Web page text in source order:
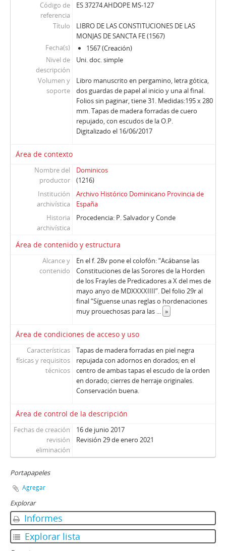
Código de
referencia
ES 37274.AHDOPE MS-127
Título
LIBRO DE LAS CONSTITUCIONES DE LAS
MONJAS DE SANCTA FE (1567)
Fecha(s)
1567 (Creación)
Nivel de
descripción
Uni. doc. simple
Volumen y
soporte
Libro manuscrito en pergamino, letra gótica,
dos guardas de papel al inicio y una al final.
Folios sin paginar, tiene 31. Medidas:195 x 280
mm. Tapas de madera forradas de cuero
repujado, con escudos de la O.P.
Digitalizado el 16/06/2017
Área de contexto
Nombre del
productor
Dominicos
(1216)
Institución
archivística
Archivo Histórico Dominicano Provincia de
España
Historia
archivística
Procedencia: P. Salvador y Conde
Área de contenido y estructura
Alcance y
contenido
En el f. 28v pone el colofón: “Acábanse las
Constituciones de las Sorores de la Horden
de los Frayles de Predicadores a X del mes de
mayo anyo de MDXXXXIIII”. Del folio 29r al
final “Síguense unas reglas o hordenaciones
muy prouechosas para las ... »
Área de condiciones de acceso y uso
Características
físicas y requisitos
técnicos
Tapas de madera forradas en piel negra
repujada con adornos en dorados; en el
centro de ambas tapas el escudo de la orden
en dorado; cierres de herraje originales.
Conservación buena.
Área de control de la descripción
Fechas de creación
revisión
eliminación
16 de junio 2017
Revisión 29 de enero 2021
Portapapeles
Agregar
Explorar
Informes
Explorar lista